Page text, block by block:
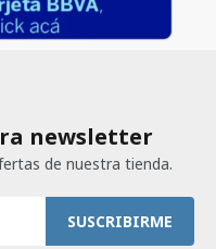
newsletter
de nuestra tienda.
SUSCRIBIRME